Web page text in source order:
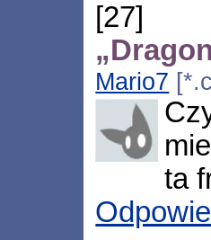
[27]
Mario7
ta